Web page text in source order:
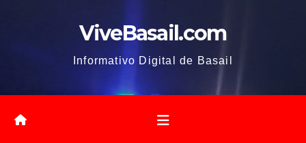
ViveBasail.com
Informativo Digital de Basail